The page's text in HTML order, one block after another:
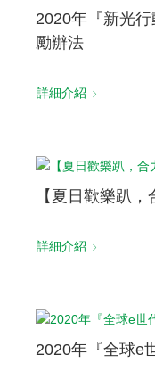
2020年『新光
勵辦法
詳細介紹
【夏日歡樂趴
詳細介紹
2020年『全球e